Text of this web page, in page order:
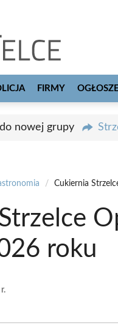
FIRMY
do nowej grupy
/ Cukiernia
roku